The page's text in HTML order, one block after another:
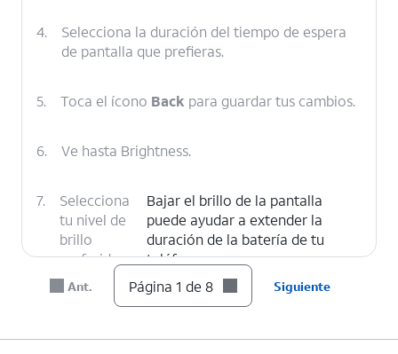
4.
Selecciona la duración del tiempo de espera
de pantalla que prefieras.
5. Toca el ícono Back para guardar tus cambios.
6. Ve hasta Brightness.
7.
Selecciona
tu nivel de
brillo
preferido.
Bajar el brillo de la pantalla
puede ayudar a extender la
duración de la batería de tu
teléfono.
¡Completaste los pasos!
Ant. Página 1 de 8 Siguiente